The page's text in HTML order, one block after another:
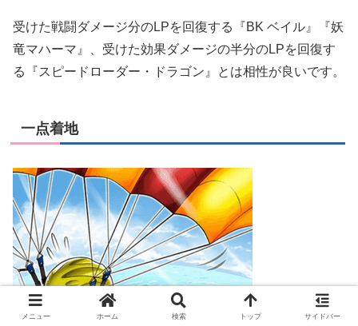
受けた戦闘ダメージ分のLPを回復する『BK ベイル』『妖
竜マハーマ』、受けた効果ダメージの半分のLPを回復す
る『スピードローダー・ドラゴン』とは相性が良いです。
一点着地
メニュー ホーム 検索 トップ サイドバー